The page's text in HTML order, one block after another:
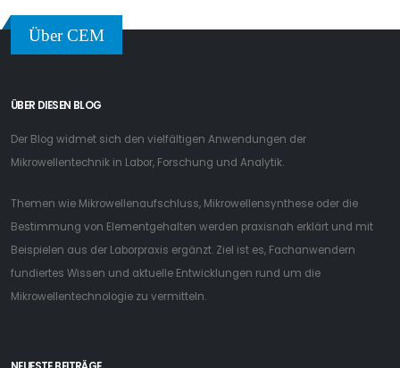
Über CEM
ÜBER DIESEN BLOG
Der Blog widmet sich den vielfältigen Anwendungen der
Mikrowellentechnik in Labor, Forschung und Analytik.
Themen wie Mikrowellenaufschluss, Mikrowellensynthese oder die
Bestimmung von Elementgehalten werden praxisnah erklärt und mit
Beispielen aus der Laborpraxis ergänzt. Ziel ist es, Fachanwendern
fundiertes Wissen und aktuelle Entwicklungen rund um die
Mikrowellentechnologie zu vermitteln.